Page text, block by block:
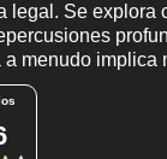
legal. Se explora
a menudo implica